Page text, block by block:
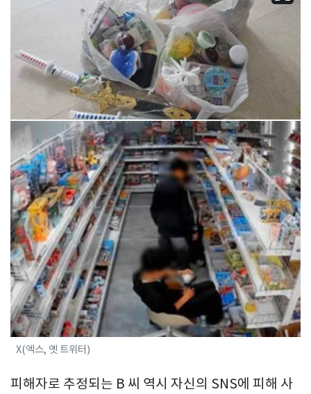
X(엑스, 옛 트위터)
피해자로 추정되는 B 씨 역시 자신의 SNS에 피해 사